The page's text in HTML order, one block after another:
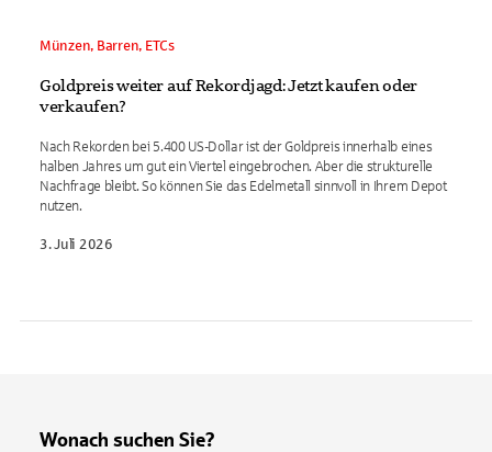
Münzen, Barren, ETCs
Goldpreis weiter auf Rekordjagd: Jetzt kaufen oder
verkaufen?
Nach Rekorden bei 5.400 US-Dollar ist der Goldpreis innerhalb eines
halben Jahres um gut ein Viertel eingebrochen. Aber die strukturelle
Nachfrage bleibt. So können Sie das Edelmetall sinnvoll in Ihrem Depot
nutzen.
3. Juli 2026
Wonach suchen Sie?